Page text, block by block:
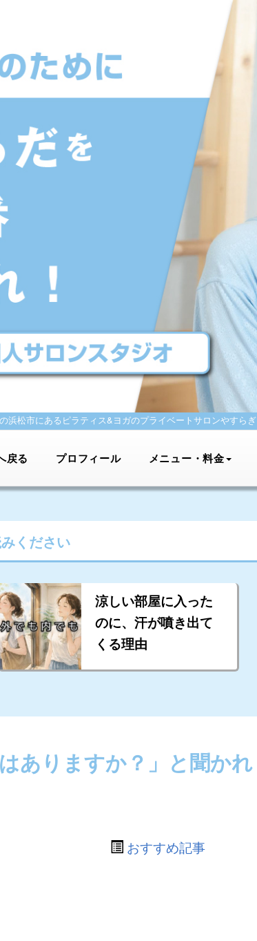
浜松市にあるピラティス&ヨガのプライベートサロンやすらぎ
戻る プロフィール メニュー・料金
ください
涼しい部屋に入った
のに、汗が噴き出て
くる理由
ありますか？」と聞かれ
おすすめ記事